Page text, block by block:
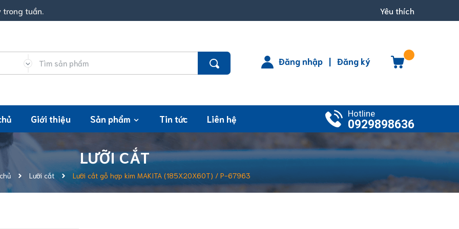
tuần. Yêu thích
Đăng nhập | Đăng ký
Giới thiệu Sản phẩm Tin tức Liên hệ Hotline
0929898636
LƯỠI CẮT
Lưỡi cắt Lưỡi cắt gỗ hợp kim MAKITA (185X20X60T) / P-67963